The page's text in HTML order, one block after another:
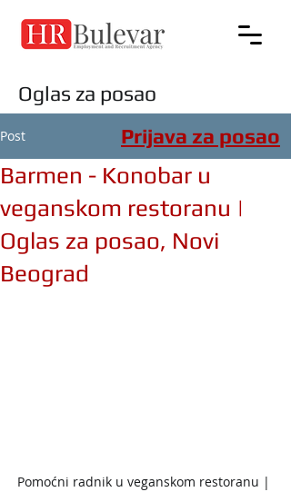
Oglas za posao
Post
Barmen - Konobar u
veganskom restoranu |
Oglas za posao, Novi
Beograd
Pomoćni radnik u veganskom restoranu |
Prijava za posao